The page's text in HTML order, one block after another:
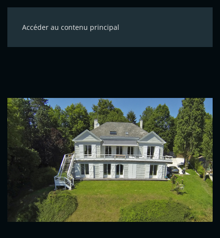
Accéder au contenu principal